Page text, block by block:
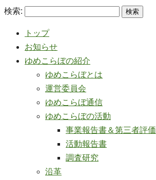
検索:
トップ
お知らせ
ゆめこらぼの紹介
ゆめこらぼとは
運営委員会
ゆめこらぼ通信
ゆめこらぼの活動
事業報告書＆第三者評価
活動報告書
調査研究
沿革